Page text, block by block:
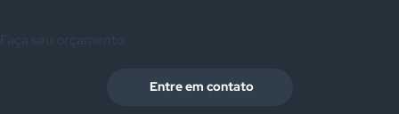
Entre em contato